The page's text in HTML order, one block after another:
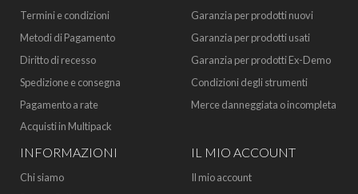
Termini e condizioni
Metodi di Pagamento
Diritto di recesso
Spedizione e consegna
Pagamento a rate
Acquisti in Multipack
Garanzia per prodotti nuovi
Garanzia per prodotti usati
Garanzia per prodotti Ex-Demo
Condizioni degli strumenti
Merce danneggiata o incompleta
INFORMAZIONI
Chi siamo
IL MIO ACCOUNT
Il mio account